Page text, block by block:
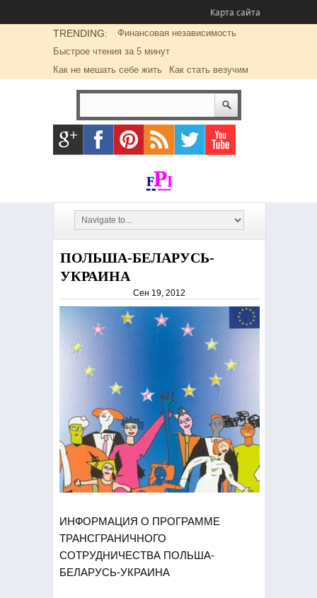
Карта сайта
TRENDING:
Финансовая независимость
Быстрое чтения за 5 минут
Как не мешать себе жить
Как стать везучим
ПОЛЬША-БЕЛАРУСЬ-
УКРАИНА
Сен 19, 2012
ИНФОРМАЦИЯ О ПРОГРАММЕ
ТРАНСГРАНИЧНОГО
СОТРУДНИЧЕСТВА ПОЛЬША-
БЕЛАРУСЬ-УКРАИНА